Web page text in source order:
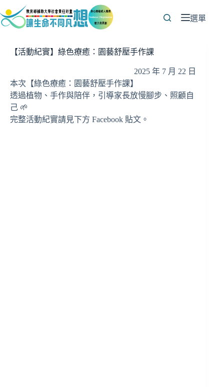
至
選單
【活動紀實】綠色療癒：園藝舒壓手作課
2025 年 7 月 22 日
本次【綠色療癒：園藝舒壓手作課】
透過植物、手作與陪伴，引導家長放慢腳步、照顧自
己 🌱
完整活動紀實請見下方 Facebook 貼文。